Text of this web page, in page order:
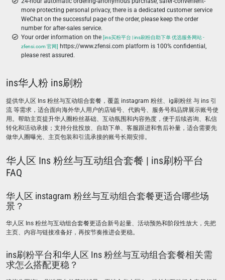
more protecting personal privacy, there is a dedicated customer service
WeChat on the successful page of the order, please keep the order
number for after-sales service.
Your order information on the [ins买粉平台 | ins刷粉自助下单 优选服务网站 -
zfensi.com 官网]
https://www.zfensi.com platform is 100% confidential,
please rest assured.
ins华人粉 ins刷粉
提供华人区 Ins 粉丝与互动组合套餐，覆盖 instagram 粉丝、ig刷粉丝 与 ins 引
流 等需求，适合面向海外华人用户的店铺号、代购号、服务号和品牌展示账号使
用。帮助主页提升华人圈粉丝基础、互动氛围和内容热度，便于后续咨询、私信
转化和活动承接；支持分批投放、自助下单、客服跟进和售后补量，适合需要先
做华人圈曝光、主页包装和引流承接的账号长期安排。
华人区 Ins 粉丝与互动组合套餐 | ins刷粉平台
FAQ
华人区 instagram 粉丝与互动组合套餐更适合哪些场
景？
华人区 Ins 粉丝与互动组合套餐更适合新号起量、活动预热和阶段性放大，先把
主页、内容与链接准备好，再按节奏推进会更稳。
ins刷粉平台和华人区 Ins 粉丝与互动组合套餐相关需
求怎么搭配更稳？